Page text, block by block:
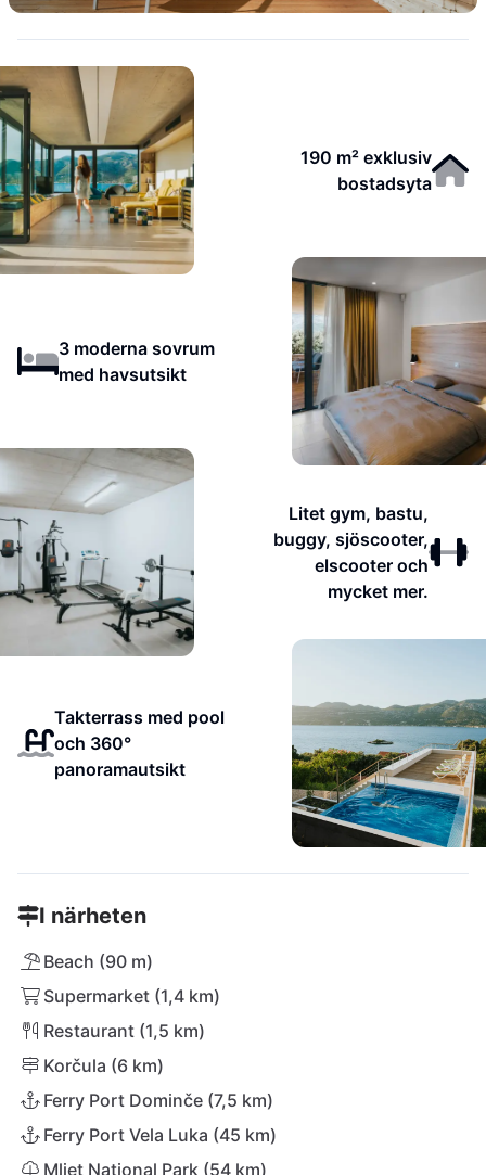
190 m² exklusiv
bostadsyta
3 moderna sovrum
med havsutsikt
Litet gym, bastu,
buggy, sjöscooter,
elscooter och
mycket mer.
Takterrass med pool
och 360°
panoramautsikt
I närheten
Beach (90 m)
Supermarket (1,4 km)
Restaurant (1,5 km)
Korčula (6 km)
Ferry Port Dominče (7,5 km)
Ferry Port Vela Luka (45 km)
Mljet National Park (54 km)